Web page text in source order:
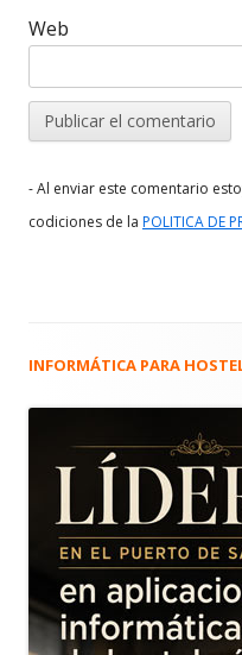
Web
- Al enviar este comentario
codiciones de la POLITICA DE
Barra
principal
INFORMÁTICA PARA